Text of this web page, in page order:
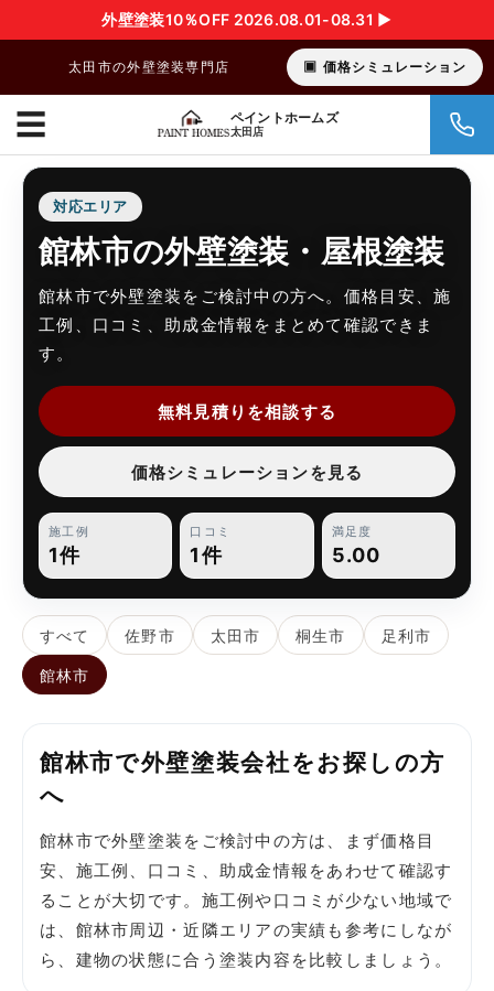
外壁塗装10％OFF 2026.08.01-08.31 ▶︎
太田市の外壁塗装専門店 価格シミュレーション
ペイントホームズ
太田店
☰
対応エリア
館林市の外壁塗装・屋根塗装
館林市で外壁塗装をご検討中の方へ。価格目安、施
工例、口コミ、助成金情報をまとめて確認できま
す。
無料見積りを相談する
価格シミュレーションを見る
施工例
1件
口コミ
1件
満足度
5.00
すべて 佐野市 太田市 桐生市 足利市
館林市
館林市で外壁塗装会社をお探しの方
へ
館林市で外壁塗装をご検討中の方は、まず価格目
安、施工例、口コミ、助成金情報をあわせて確認す
ることが大切です。施工例や口コミが少ない地域で
は、館林市周辺・近隣エリアの実績も参考にしなが
ら、建物の状態に合う塗装内容を比較しましょう。